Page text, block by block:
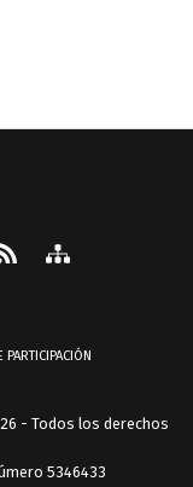
PARTICIPACIÓN
- Todos los derechos
5346433